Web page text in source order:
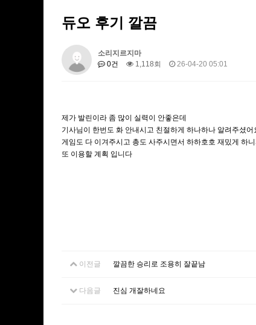
듀오 후기 깔끔
소리지르지마
0건
1,118회 26-04-20 05:01
제가 발린이라 좀 많이 실력이 안좋은데
기사님이 한번도 화 안내시고 친절하게 하나하나 알려주셨어
게임도 다 이겨주시고 총도 사주시면서 하하호호 재밌게 하
또 이용할 계획 입니다
이전글 깔끔한 승리로 조용히 잘끝남
다음글 진심 개잘하네요